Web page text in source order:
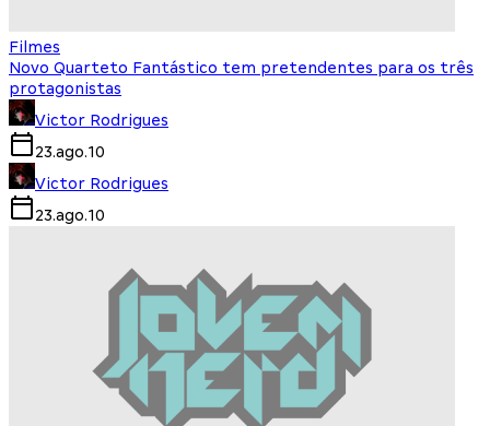
Filmes
Novo Quarteto Fantástico tem pretendentes para os três
protagonistas
Victor Rodrigues
23.ago.10
Victor Rodrigues
23.ago.10